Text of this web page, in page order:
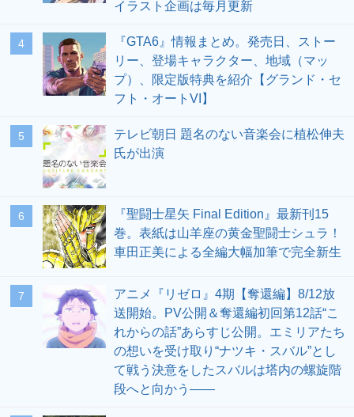
イラスト企画は毎月更新
4
『GTA6』情報まとめ。発売日、ストー
リー、登場キャラクター、地域（マッ
プ）、限定版特典を紹介【グランド・セ
フト・オートVI】
5
テレビ朝日 題名のない音楽会に植松伸夫
氏が出演
6
『聖闘士星矢 Final Edition』最新刊15
巻。表紙は山羊座の黄金聖闘士シュラ！
車田正美による全編大幅加筆で完全新生
7
アニメ『リゼロ』4期【奪還編】8/12放
送開始。PV公開＆奪還編初回第12話“こ
れからの話”あらすじ公開。エミリアたち
の想いを受け取り“ナツキ・スバル”とし
て戦う決意をしたスバルは塔内の螺旋階
段へと向かう――